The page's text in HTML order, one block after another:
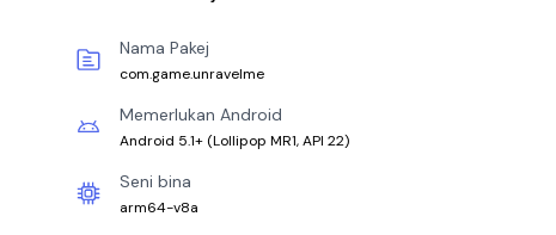
Nama Pakej
com.game.unravelme
Memerlukan Android
Android 5.1+ (Lollipop MR1, API 22)
Seni bina
arm64-v8a